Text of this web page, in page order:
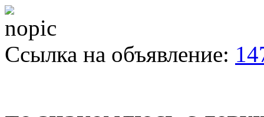
Ссылка на объявление: